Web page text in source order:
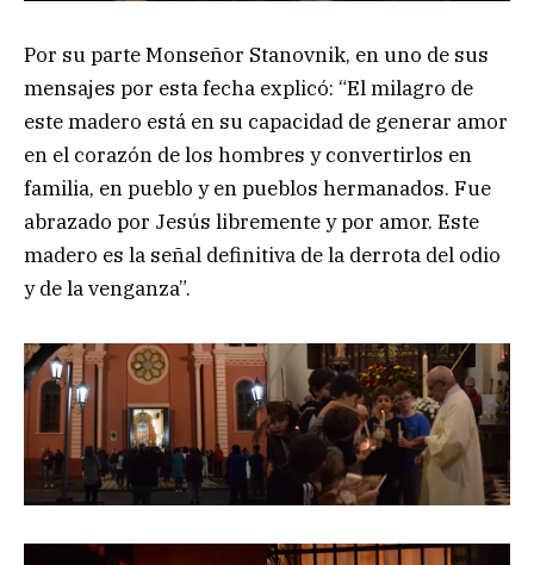
Por su parte Monseñor Stanovnik, en uno de sus
mensajes por esta fecha explicó: “El milagro de
este madero está en su capacidad de generar amor
en el corazón de los hombres y convertirlos en
familia, en pueblo y en pueblos hermanados. Fue
abrazado por Jesús libremente y por amor. Este
madero es la señal definitiva de la derrota del odio
y de la venganza”.